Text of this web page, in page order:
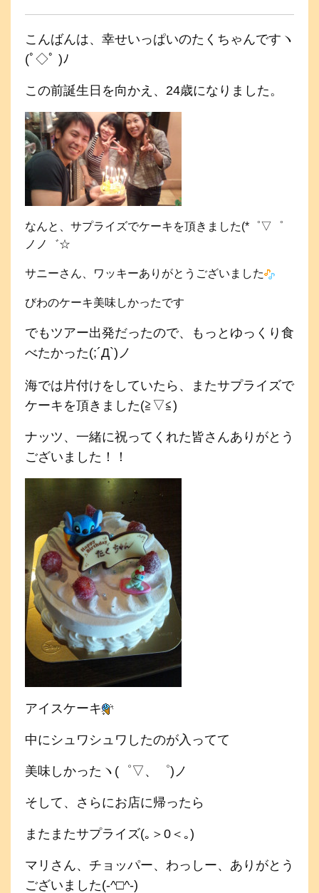
こんばんは、幸せいっぱいのたくちゃんですヽ
(ﾟ◇ﾟ )ﾉ
この前誕生日を向かえ、24歳になりました。
なんと、サプライズでケーキを頂きました(*゜▽゜
ノノ゛☆
サニーさん、ワッキーありがとうございました
びわのケーキ美味しかったです
でもツアー出発だったので、もっとゆっくり食
べたかった(;´Д`)ノ
海では片付けをしていたら、またサプライズで
ケーキを頂きました(≧▽≦)
ナッツ、一緒に祝ってくれた皆さんありがとう
ございました！！
アイスケーキ
中にシュワシュワしたのが入ってて
美味しかったヽ(゜▽、゜)ノ
そして、さらにお店に帰ったら
またまたサプライズ(｡＞0＜｡)
マリさん、チョッパー、わっしー、ありがとう
ございました(-^□^-)